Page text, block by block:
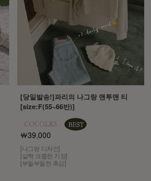
[당일발송!]파리의 나그랑 맨투맨 티
[size:F(55~66반)]
￦39,000
[나그랑 디자인]
[살짝 크롭한 기장]
[부들부들한 촉감]